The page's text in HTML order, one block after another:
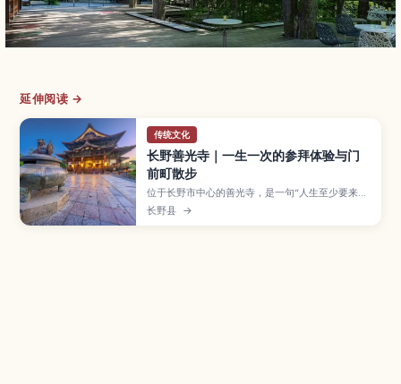
延伸阅读 →
传统文化
长野善光寺｜一生一次的参拜体验与门
前町散步
位于长野市中心的善光寺，是一句“人生至少要来一
次善光寺参拜”而闻名的古老寺院，清晨诵经仪式与
御戒坛巡礼、寺前参道商店街都充满独特氛围。本
长野县 →